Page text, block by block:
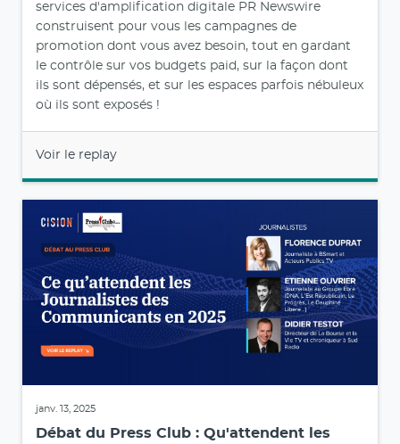
services d'amplification digitale PR Newswire
construisent pour vous les campagnes de
promotion dont vous avez besoin, tout en gardant
le contrôle sur vos budgets paid, sur la façon dont
ils sont dépensés, et sur les espaces parfois nébuleux
où ils sont exposés !
Voir le replay
janv. 13, 2025
Débat du Press Club : Qu'attendent les